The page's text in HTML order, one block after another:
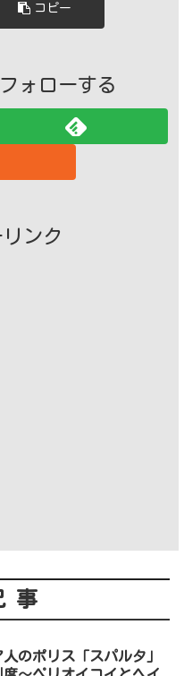
コピー
ォローする
ンク
事
人のポリス「スパルタ」